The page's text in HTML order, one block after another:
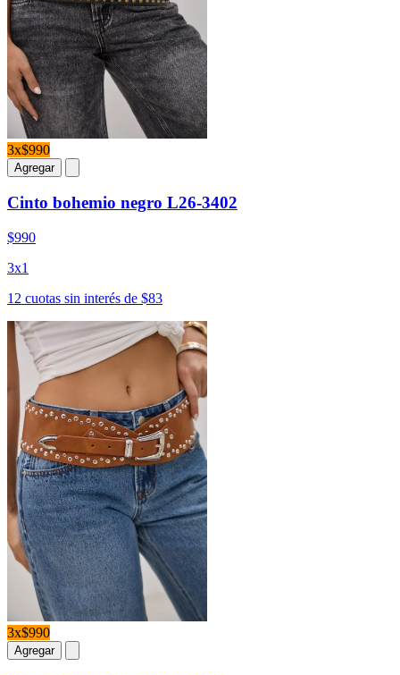
3x$990
Agregar
Cinto bohemio negro L26-3402
$990
3x1
12 cuotas sin interés de $83
3x$990
Agregar